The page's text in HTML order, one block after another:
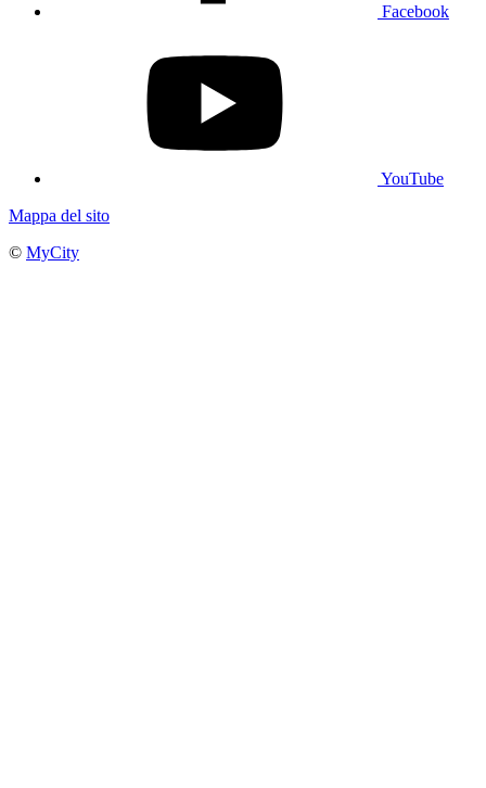
Facebook
YouTube
Mappa del sito
© MyCity